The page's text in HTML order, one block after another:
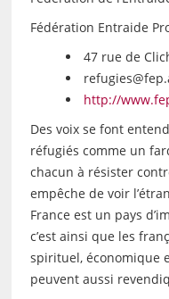
Fédération Entraide
47 rue de
http://
Des voix se font
réfugiés comme un
chacun à résister
empêche de voir
France est un pays
c’est ainsi que les
spirituel, économique
peuvent aussi